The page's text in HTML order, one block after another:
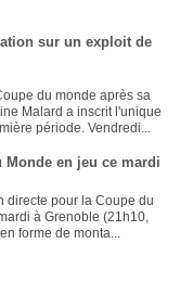
sur un exploit de
du monde après sa
Malard a inscrit l'unique
période. Vendredi...
en jeu ce mardi
directe pour la Coupe du
à Grenoble (21h10,
forme de monta...